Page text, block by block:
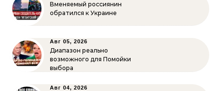
Вменяемый россиянин
обратился к Украине
Авг 05, 2026
Диапазон реально
возможного для Помойки
выбора
Авг 04, 2026